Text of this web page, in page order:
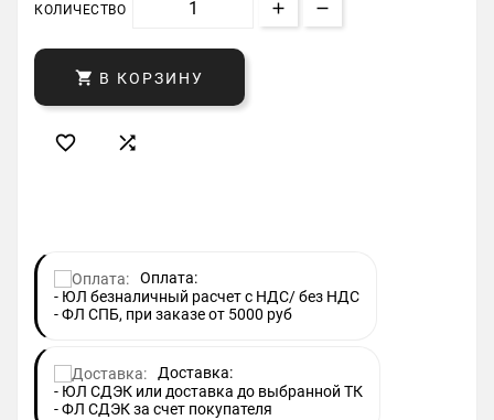
КОЛИЧЕСТВО
 В КОРЗИНУ
 
Оплата:
- ЮЛ безналичный расчет с НДС/ без НДС
- ФЛ СПБ, при заказе от 5000 руб
Доставка:
- ЮЛ СДЭК или доставка до выбранной ТК
- ФЛ СДЭК за счет покупателя